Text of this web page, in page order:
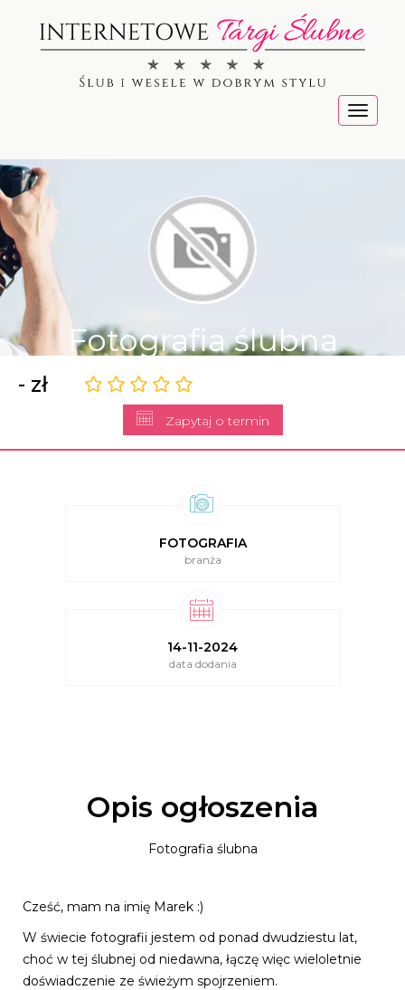
Menu
Fotografia ślubna
- zł
Zapytaj o termin
FOTOGRAFIA
branża
14-11-2024
data dodania
Opis ogłoszenia
Fotografia ślubna
Cześć, mam na imię Marek :)
W świecie fotografii jestem od ponad dwudziestu lat,
choć w tej ślubnej od niedawna, łączę więc wieloletnie
doświadczenie ze świeżym spojrzeniem.